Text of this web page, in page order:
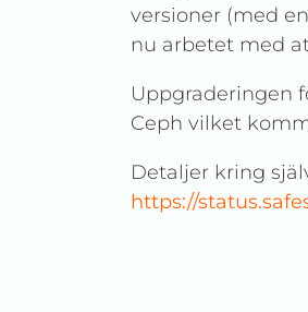
versioner (med
nu arbetet med
Uppgraderingen
Ceph vilket
Detaljer kring
https://